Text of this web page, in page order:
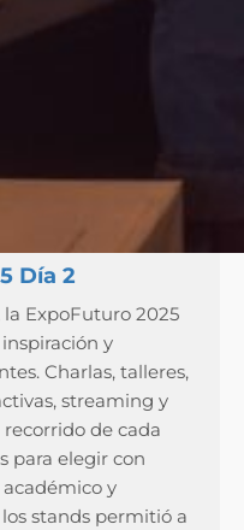
Día 2
ExpoFuturo 2025
y
Charlas, talleres,
streaming y
de cada
para elegir con
y
stands permitió a